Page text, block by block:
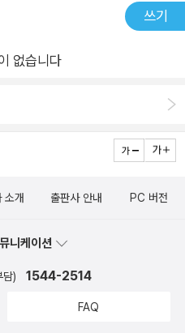
발하기'에서는 제공하는 클라
명한다. 그 밖의 환경 설치 및
다양한 분야를 모두 학습하고
를 직접 만들어본다. - 인공지
악해 서비스 기획을 위한 기본
로의 확대 및 실무 적용 관점
쓰기
없습니다
소개 출판사 안내 PC 버전
니케이션
담) 1544-2514
FAQ